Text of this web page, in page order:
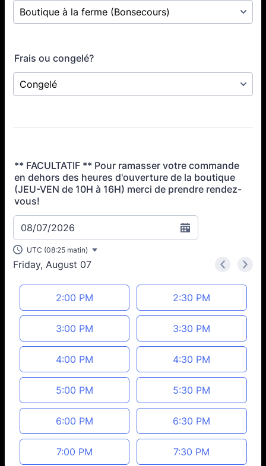
Frais ou congelé?
** FACULTATIF ** Pour ramasser votre commande
en dehors des heures d'ouverture de la boutique
(JEU-VEN de 10H à 16H) merci de prendre rendez-
vous!
08/07/2026
Friday, August 07 < >
Appointment time
2:00 PM 2:30 PM
3:00 PM 3:30 PM
4:00 PM 4:30 PM
5:00 PM 5:30 PM
6:00 PM 6:30 PM
7:00 PM 7:30 PM
UTC (08:25 matin)